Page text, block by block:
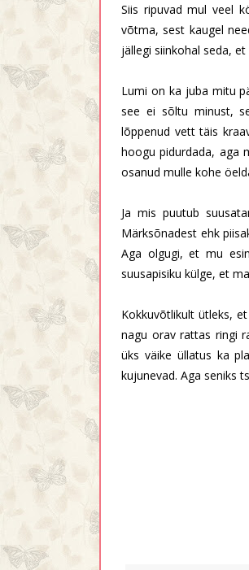
Siis ripuvad mul veel
võtma, sest kaugel
jällegi siinkohal seda,
Lumi on ka juba mitu
see ei sõltu minust,
lõppenud vett täis
hoogu pidurdada, aga
osanud mulle kohe
Ja mis puutub
Märksõnadest ehk
Aga olgugi, et mu
suusapisiku külge, et
Kokkuvõtlikult ütleks,
nagu orav rattas ringi
üks väike üllatus ka
kujunevad. Aga seniks